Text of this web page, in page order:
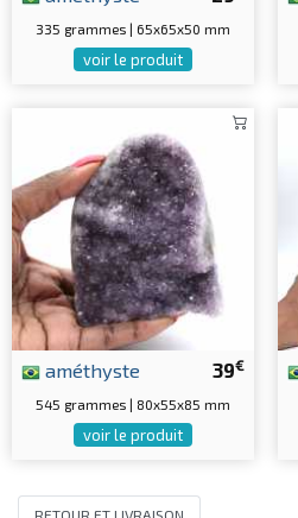
335 grammes | 65x65x50 mm
voir le produit
39€
améthyste
545 grammes | 80x55x85 mm
voir le produit
RETOUR ET LIVRAISON